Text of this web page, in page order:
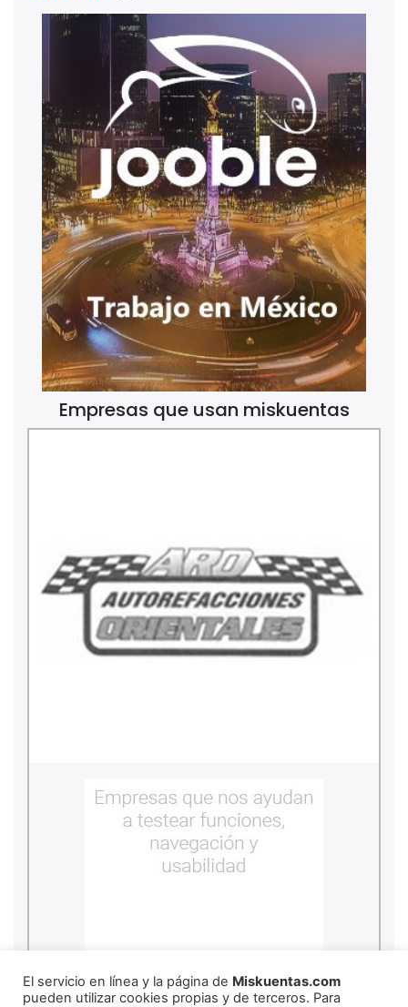
Empresas que usan miskuentas
El servicio en línea y la página de Miskuentas.com
pueden utilizar cookies propias y de terceros. Para